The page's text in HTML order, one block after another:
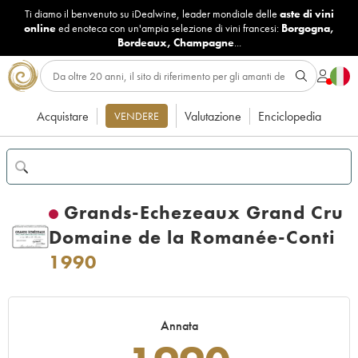
Ti diamo il benvenuto su iDealwine, leader mondiale delle aste di vini
onlineed enoteca con un'ampia selezione di vini francesi: Borgogna,
Bordeaux, Champagne...
Acquistare VENDERE Valutazione Enciclopedia
Grands-Echezeaux Grand Cru
Domaine de la Romanée-Conti
1990
Annata